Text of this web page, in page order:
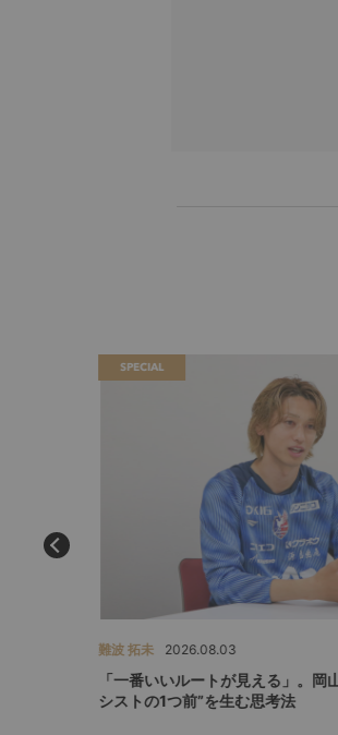
SPECIAL
難波 拓未 2026.08.03
「一番いいルートが見える」。岡
シストの1つ前”を生む思考法